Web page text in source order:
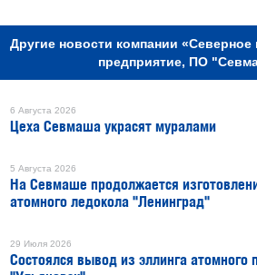
Другие новости компании
предприятие, ПО
6 Августа 2026
Цеха Севмаша украсят муралами
5 Августа 2026
На Севмаше продолжается
атомного ледокола "Ленинград"
29 Июля 2026
Состоялся вывод из эллинга атомного